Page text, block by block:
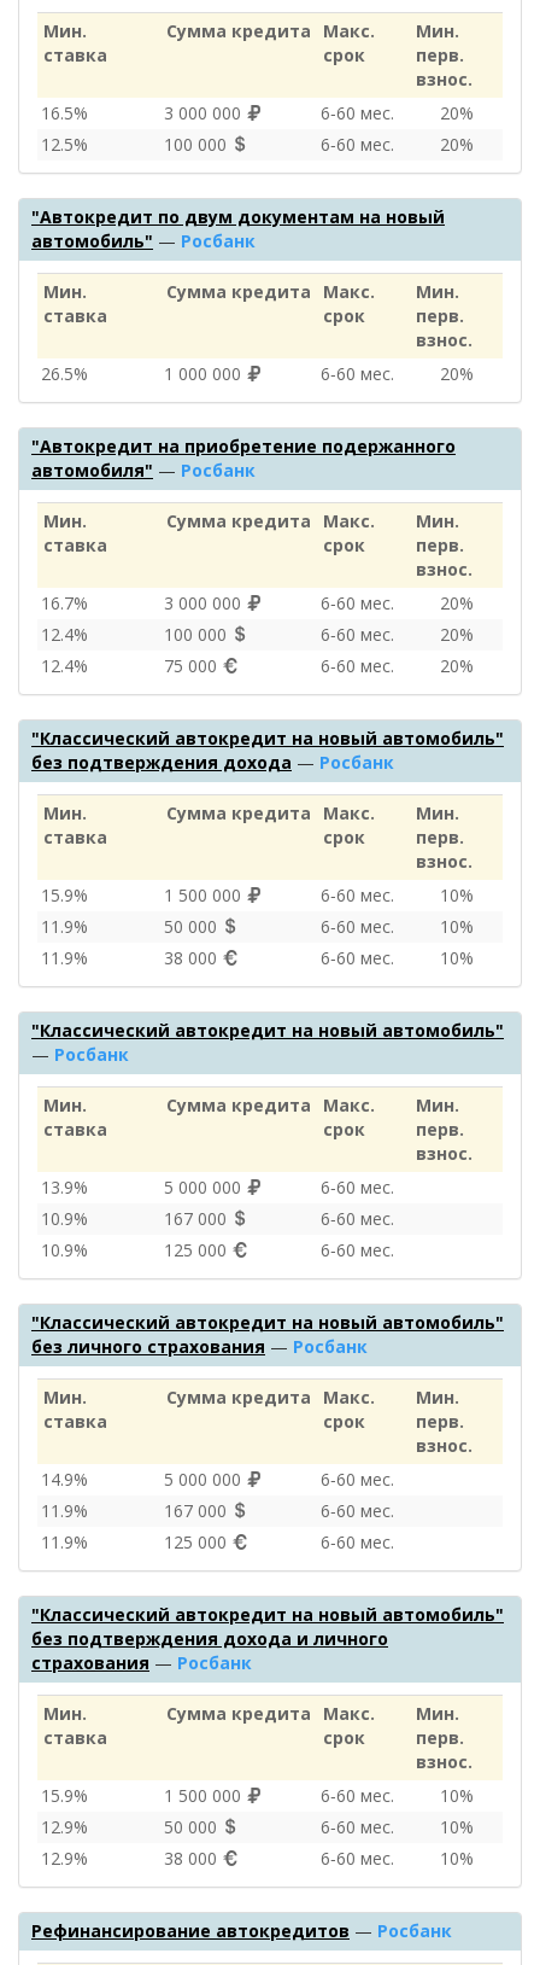
Мин.
ставка
Сумма кредита
Макс.
срок
Мин.
перв.
взнос.
16.5%
3 000 000 6‑60 мес.
20%
12.5%
100 000 6‑60 мес. 20%
"Автокредит по двум документам на новый
автомобиль" — Росбанк
Мин.
ставка
Сумма кредита
Макс.
срок
Мин.
перв.
взнос.
26.5%
1 000 000 6‑60 мес. 20%
"Автокредит на приобретение подержанного
автомобиля" — Росбанк
Мин.
ставка
Сумма кредита
Макс.
срок
Мин.
перв.
взнос.
16.7%
3 000 000 6‑60 мес.
20%
12.4%
100 000 6‑60 мес.
20%
12.4%
75 000 6‑60 мес. 20%
"Классический автокредит на новый автомобиль"
без подтверждения дохода — Росбанк
Мин.
ставка
Сумма кредита
Макс.
срок
Мин.
перв.
взнос.
15.9%
1 500 000 6‑60 мес.
10%
11.9%
50 000 6‑60 мес.
10%
11.9%
38 000 6‑60 мес. 10%
"Классический автокредит на новый автомобиль"
— Росбанк
Мин.
ставка
Сумма кредита
Макс.
срок
Мин.
перв.
взнос.
13.9%
5 000 000
6‑60 мес.
10.9%
167 000
6‑60 мес.
10.9%
125 000 6‑60 мес.
"Классический автокредит на новый автомобиль"
без личного страхования — Росбанк
Мин.
ставка
Сумма кредита
Макс.
срок
Мин.
перв.
взнос.
14.9%
5 000 000
6‑60 мес.
11.9%
167 000
6‑60 мес.
11.9%
125 000 6‑60 мес.
"Классический автокредит на новый автомобиль"
без подтверждения дохода и личного
страхования — Росбанк
Мин.
ставка
Сумма кредита
Макс.
срок
Мин.
перв.
взнос.
15.9%
1 500 000 6‑60 мес.
10%
12.9%
50 000 6‑60 мес.
10%
12.9%
38 000 6‑60 мес. 10%
Рефинансирование автокредитов — Росбанк